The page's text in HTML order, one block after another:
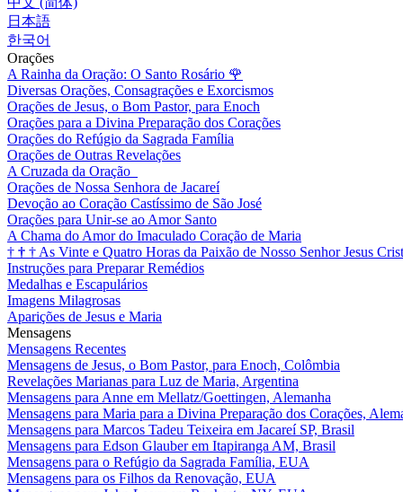
日本語
한국어
Orações
A Rainha da Oração: O Santo Rosário 🌹
Diversas Orações, Consagrações e Exorcismos
Orações de Jesus, o Bom Pastor, para Enoch
Orações para a Divina Preparação dos Corações
Orações do Refúgio da Sagrada Família
Orações de Outras Revelações
A Cruzada da Oração
Orações de Nossa Senhora de Jacareí
Devoção ao Coração Castíssimo de São José
Orações para Unir-se ao Amor Santo
A Chama do Amor do Imaculado Coração de Maria
† † † As Vinte e Quatro Horas da Paixão de Nosso Senhor Jesus
Instruções para Preparar Remédios
Medalhas e Escapulários
Imagens Milagrosas
Aparições de Jesus e Maria
Mensagens
Mensagens Recentes
Mensagens de Jesus, o Bom Pastor, para Enoch, Colômbia
Revelações Marianas para Luz de Maria, Argentina
Mensagens para Anne em Mellatz/Goettingen, Alemanha
Mensagens para Maria para a Divina Preparação dos Corações,
Mensagens para Marcos Tadeu Teixeira em Jacareí SP, Brasil
Mensagens para Edson Glauber em Itapiranga AM, Brasil
Mensagens para o Refúgio da Sagrada Família, EUA
Mensagens para os Filhos da Renovação, EUA